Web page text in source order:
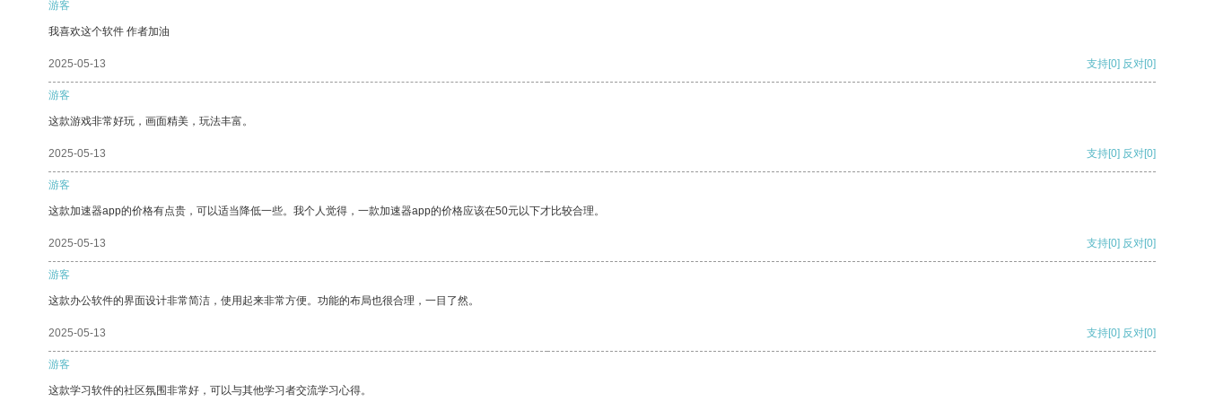
游客
我喜欢这个软件 作者加油
2025-05-13 支持[0] 反对[0]
游客
这款游戏非常好玩，画面精美，玩法丰富。
2025-05-13 支持[0] 反对[0]
游客
这款加速器app的价格有点贵，可以适当降低一些。我个人觉得，一款加速器app的价格应该在50元以下才比较合理。
2025-05-13 支持[0] 反对[0]
游客
这款办公软件的界面设计非常简洁，使用起来非常方便。功能的布局也很合理，一目了然。
2025-05-13 支持[0] 反对[0]
游客
这款学习软件的社区氛围非常好，可以与其他学习者交流学习心得。